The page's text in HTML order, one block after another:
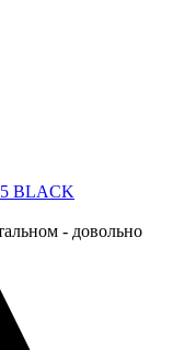
BLACK
- довольно